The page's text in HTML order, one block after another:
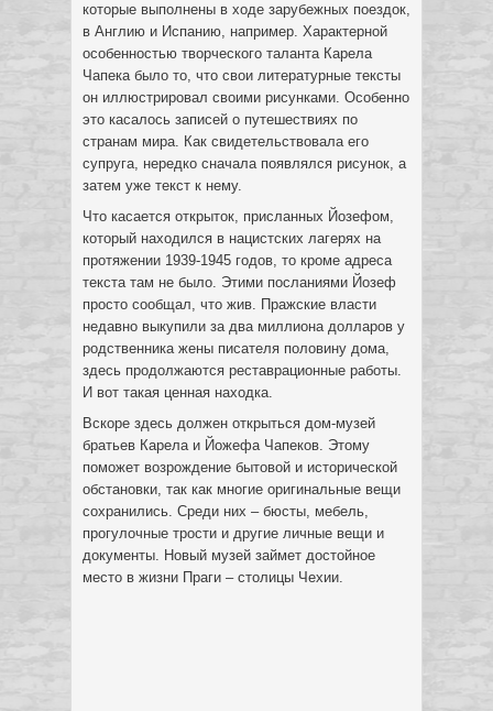
которые выполнены в ходе зарубежных поездок,
в Англию и Испанию, например. Характерной
особенностью творческого таланта Карела
Чапека было то, что свои литературные тексты
он иллюстрировал своими рисунками. Особенно
это касалось записей о путешествиях по
странам мира. Как свидетельствовала его
супруга, нередко сначала появлялся рисунок, а
затем уже текст к нему.
Что касается открыток, присланных Йозефом,
который находился в нацистских лагерях на
протяжении 1939-1945 годов, то кроме адреса
текста там не было. Этими посланиями Йозеф
просто сообщал, что жив. Пражские власти
недавно выкупили за два миллиона долларов у
родственника жены писателя половину дома,
здесь продолжаются реставрационные работы.
И вот такая ценная находка.
Вскоре здесь должен открыться дом-музей
братьев Карела и Йожефа Чапеков. Этому
поможет возрождение бытовой и исторической
обстановки, так как многие оригинальные вещи
сохранились. Среди них – бюсты, мебель,
прогулочные трости и другие личные вещи и
документы. Новый музей займет достойное
место в жизни Праги – столицы Чехии.